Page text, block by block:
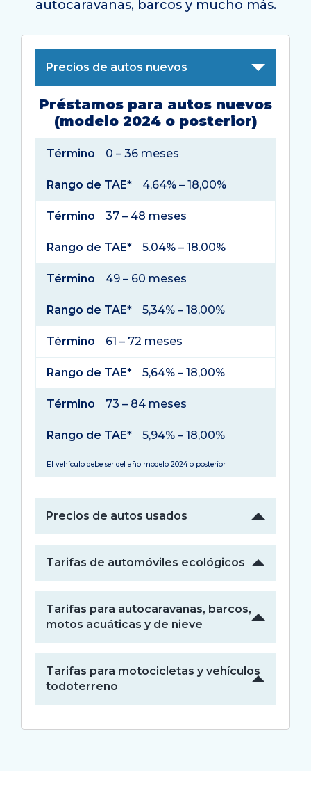
autocaravanas, barcos y mucho más.
Precios de autos nuevos
Préstamos para autos nuevos
(modelo 2024 o posterior)
Término
Rango
TAE*
El vehículo debe ser del año modelo 2024 o posterior.
Término 0 – 36 meses
Rango de TAE* 4,64% – 18,00%
Término 37 – 48 meses
Rango de TAE* 5.04% – 18.00%
Término 49 – 60 meses
Rango de TAE* 5,34% – 18,00%
Término 61 – 72 meses
Rango de TAE* 5,64% – 18,00%
Término 73 – 84 meses
Rango de TAE* 5,94% – 18,00%
Precios de autos usados
Tarifas de automóviles ecológicos
Tarifas para autocaravanas, barcos,
motos acuáticas y de nieve
Tarifas para motocicletas y vehículos
todoterreno